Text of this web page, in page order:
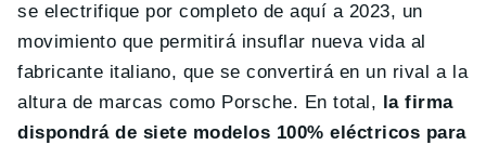
se electrifique por completo de aquí a 2023, un
movimiento que permitirá insuflar nueva vida al
fabricante italiano, que se convertirá en un rival a la
altura de marcas como Porsche. En total,
la firma
dispondrá de siete modelos 100% eléctricos para